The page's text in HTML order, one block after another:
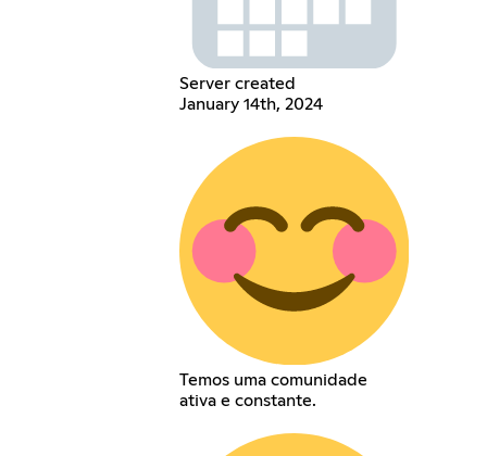
Server created
January 14th, 2024
Temos uma comunidade
ativa e constante.